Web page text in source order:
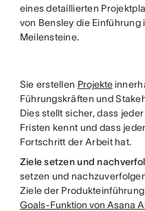
eines detaillierten
von Bensley die
Meilensteine.
Sie erstellen Projekte
Führungskräften und
Dies stellt sicher, dass
Fristen kennt und dass
Fortschritt der Arbeit hat.
Ziele setzen und
setzen und
Ziele der
Goals-Funktion von Asana